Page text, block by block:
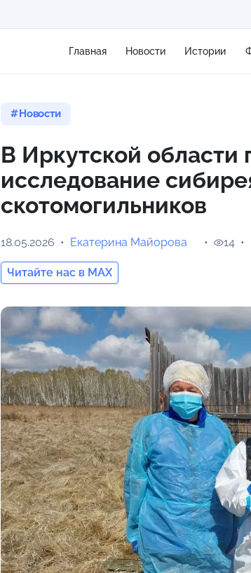
Главная Новости Истории
Новости
В Иркутской области
исследование
скотомогильников
18.05.2026 Екатерина Майорова
Читайте нас в MAX
14